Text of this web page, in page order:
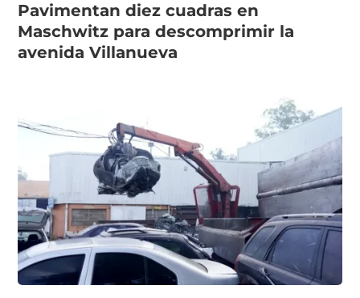
Pavimentan diez cuadras en
Maschwitz para descomprimir la
avenida Villanueva